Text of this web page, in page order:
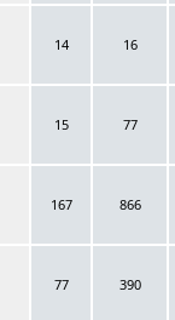
14 16
15 77
167 866
77 390